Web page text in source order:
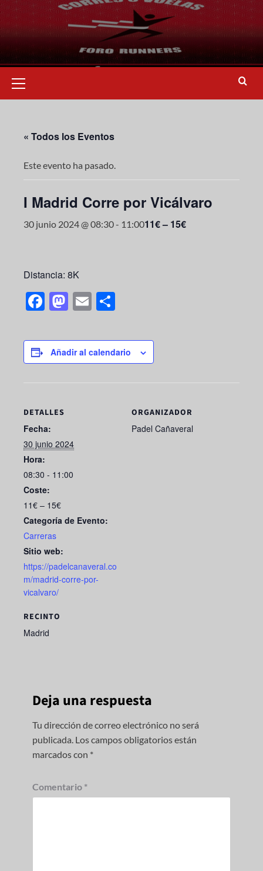
« Todos los Eventos
Este evento ha pasado.
I Madrid Corre por Vicálvaro
30 junio 2024 @ 08:30- 11:0011€ – 15€
Distancia: 8K
F
a
c
e
o
k
M
a
st
o
E
m
ailar
e
Añadir al calendario
DETALLES
Fecha:
30 junio 2024
Hora:
08:30 - 11:00
Coste:
11€ – 15€
Categoría de Evento:
Carreras
Sitio web:
https://padelcanaveral.co
m/madrid-corre-por-
vicalvaro/
RECINTO
Madrid
ORGANIZADOR
Padel Cañaveral
Deja una respuesta
Tu dirección de correo electrónico no será
publicada. Los campos obligatorios están
marcados con *
Comentario *